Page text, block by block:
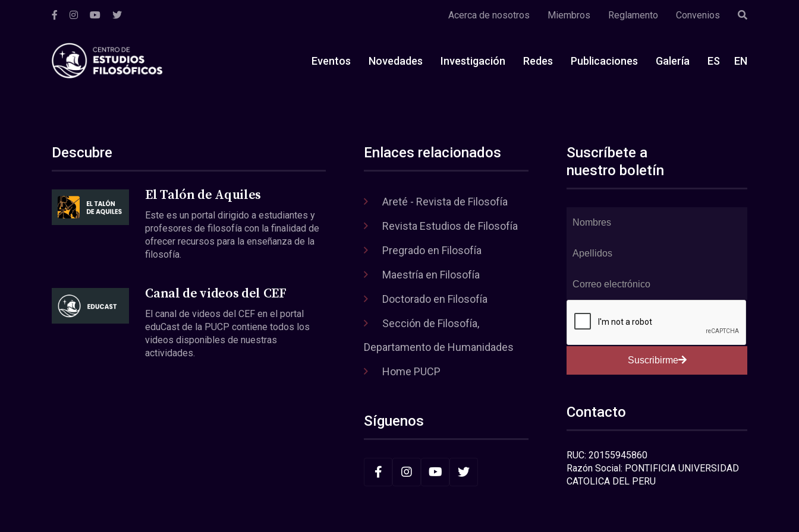
Acerca de nosotros Miembros Reglamento Convenios
Eventos Novedades Investigación Redes Publicaciones Galería ES EN
Descubre
El Talón de Aquiles
Este es un portal dirigido a estudiantes y
profesores de filosofía con la finalidad de
ofrecer recursos para la enseñanza de la
filosofía.
Canal de videos del CEF
El canal de videos del CEF en el portal
eduCast de la PUCP contiene todos los
videos disponibles de nuestras
actividades.
Enlaces relacionados
Areté - Revista de Filosofía
Revista Estudios de Filosofía
Pregrado en Filosofía
Maestría en Filosofía
Doctorado en Filosofía
Sección de Filosofía,
Departamento de Humanidades
Home PUCP
Síguenos
Suscríbete a
nuestro boletín
Suscribirme
Contacto
RUC: 20155945860
Razón Social: PONTIFICIA UNIVERSIDAD
CATOLICA DEL PERU